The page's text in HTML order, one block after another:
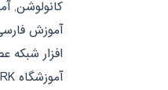
کانولوشن,
آموزش
افزار شبکه
آموزشگاه CONVOLUTIONAL NEURAL NETWORK